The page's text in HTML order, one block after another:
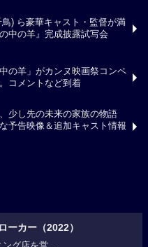
) ら豪華キャスト・監督が満
中の羊』完成披露試写会
の羊」がカンヌ映画祭コンペ
コメントなど到着
少し先の未来の家族の物語
予告映像＆追加キャスト情報
ーカー（2022）